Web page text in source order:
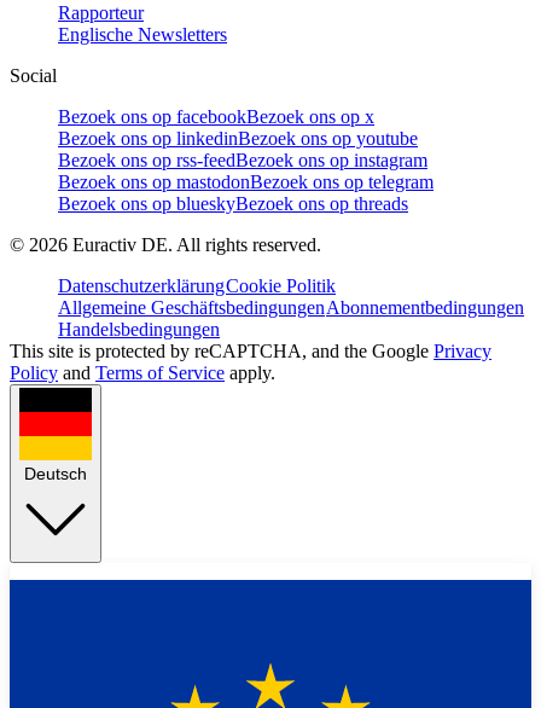
Rapporteur
Englische Newsletters
Social
Bezoek ons op facebookBezoek ons op x
Bezoek ons op linkedinBezoek ons op youtube
Bezoek ons op rss-feedBezoek ons op instagram
Bezoek ons op mastodonBezoek ons op telegram
Bezoek ons op blueskyBezoek ons op threads
© 2026 Euractiv DE. All rights reserved.
DatenschutzerklärungCookie Politik
Allgemeine GeschäftsbedingungenAbonnementbedingungen
Handelsbedingungen
This site is protected by reCAPTCHA, and the Google Privacy
Policy and Terms of Service apply.
Deutsch